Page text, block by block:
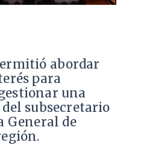
abordar
para
una
subsecretario
General de